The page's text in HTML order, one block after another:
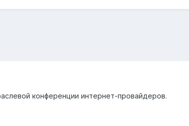
конференции интернет-провайдеров.